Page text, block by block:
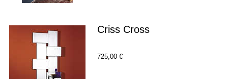
Criss Cross
725,00 €